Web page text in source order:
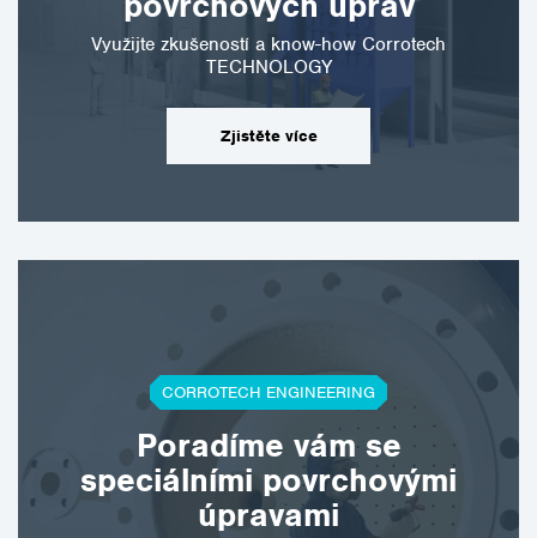
Využijte zkušeností a know-how Corrotech
TECHNOLOGY
Zjistěte více
CORROTECH ENGINEERING
Poradíme vám se
speciálními povrchovými
úpravami